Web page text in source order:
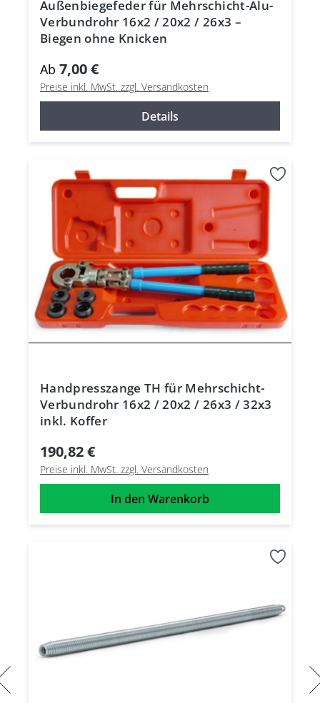
Außenbiegefeder für Mehrschicht-Alu-
Verbundrohr 16x2 / 20x2 / 26x3 –
Biegen ohne Knicken
Ab 7,00 €
Preise inkl. MwSt. zzgl. Versandkosten
Details
Handpresszange TH für Mehrschicht-
Verbundrohr 16x2 / 20x2 / 26x3 / 32x3
inkl. Koffer
190,82 €
Preise inkl. MwSt. zzgl. Versandkosten
In den Warenkorb